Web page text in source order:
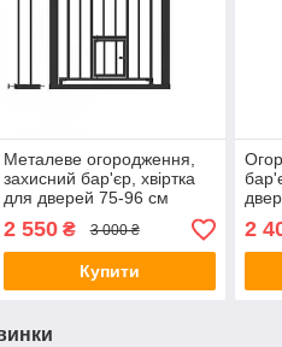
Металеве огородження,
захисний бар'єр, хвіртка
для дверей 75-96 см
2 550₴ 3 000 ₴
Купити
2